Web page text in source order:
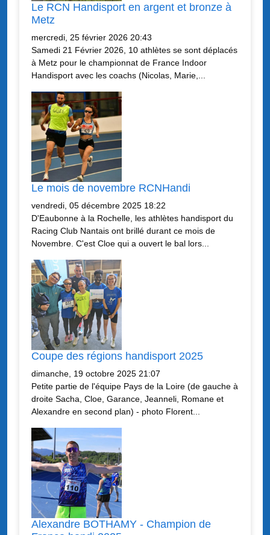
Le RCN Handisport en argent et bronze à
Metz
mercredi, 25 février 2026 20:43
Samedi 21 Février 2026, 10 athlètes se sont déplacés
à Metz pour le championnat de France Indoor
Handisport avec les coachs (Nicolas, Marie,...
Le mois de novembre RCNHandi
vendredi, 05 décembre 2025 18:22
D'Eaubonne à la Rochelle, les athlètes handisport du
Racing Club Nantais ont brillé durant ce mois de
Novembre. C'est Cloe qui a ouvert le bal lors...
Coupe des régions handisport 2025
dimanche, 19 octobre 2025 21:07
Petite partie de l'équipe Pays de la Loire (de gauche à
droite Sacha, Cloe, Garance, Jeanneli, Romane et
Alexandre en second plan) - photo Florent...
Alexandre BOTHAMY - Champion de